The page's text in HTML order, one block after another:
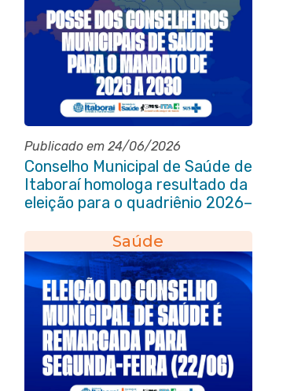
Publicado em 24/06/2026
Conselho Municipal de Saúde de
Itaboraí homologa resultado da
eleição para o quadriênio 2026–
Saúde